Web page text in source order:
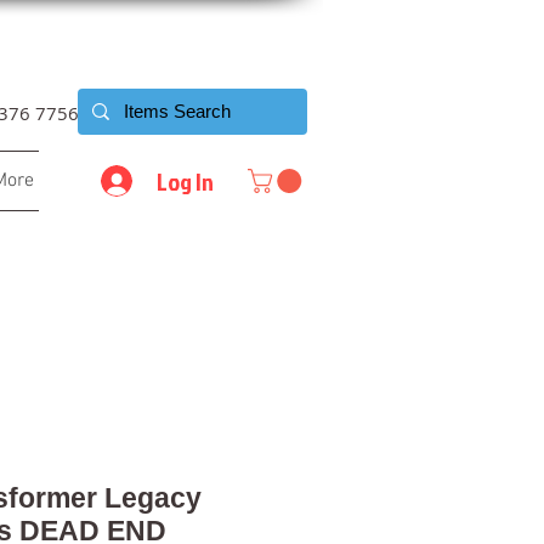
7756
Log In
Legacy
DEAD END